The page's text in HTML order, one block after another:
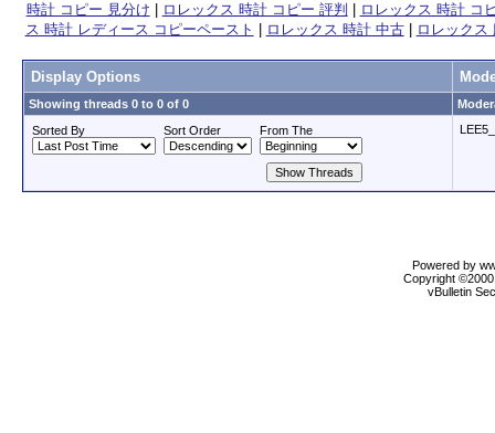
時計 コピー 見分け
ロレックス 時計 コピー 評判
ロレックス 時計 コ
ス 時計 レディース コピーペースト
ロレックス 時計 中古| ロレックス
Display Options
Showing threads 0 to 0 of 0
Sorted By
Sort Order From The
Powered by
Copyright
vBulletin